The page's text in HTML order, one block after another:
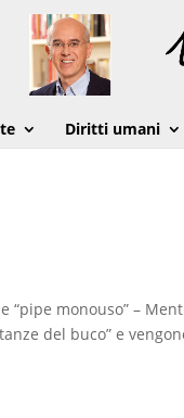
Diritti umani
“pipe monouso” –
del buco” e